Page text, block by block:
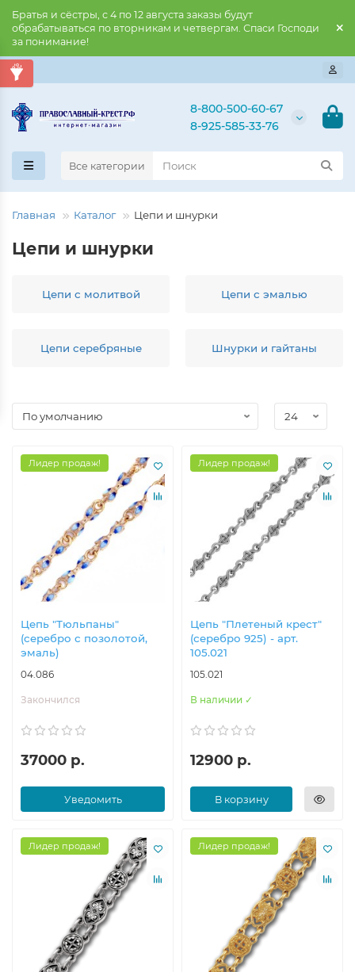
Братья и сёстры, с 4 по 12 августа заказы будут
обрабатываться по вторникам и четвергам. Спаси Господи
за понимание!
8-800-500-60-67
8-925-585-33-76
Все категории
Главная Каталог Цепи и шнурки
Цепи и шнурки
Цепи с молитвой Цепи с эмалью
Цепи серебряные Шнурки и гайтаны
Лидер продаж!
Цепь "Тюльпаны"
(серебро с позолотой,
эмаль)
04.086
Закончился
37000 р.
Уведомить
Лидер продаж!
Цепь "Плетеный крест"
(серебро 925) - арт.
105.021
105.021
В наличии ✓
12900 р.
В корзину
Лидер продаж! Лидер продаж!